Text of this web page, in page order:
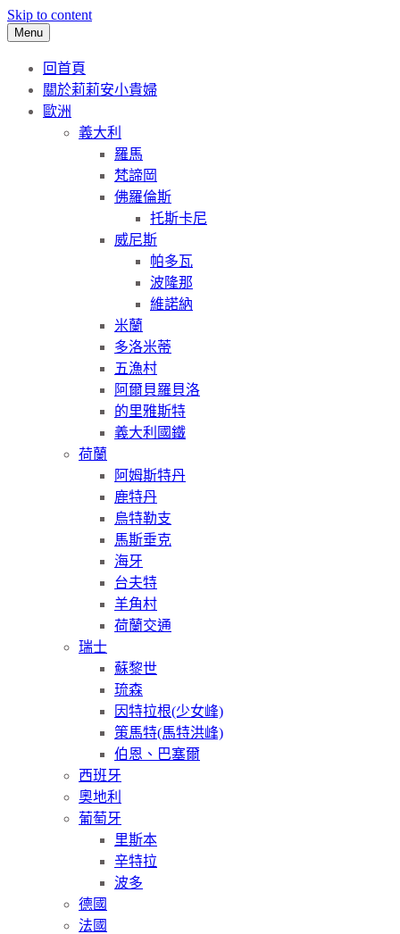
Skip to content
Menu
回首頁
關於莉莉安小貴婦
歐洲
義大利
羅馬
梵諦岡
佛羅倫斯
托斯卡尼
威尼斯
帕多瓦
波隆那
維諾納
米蘭
多洛米蒂
五漁村
阿爾貝羅貝洛
的里雅斯特
義大利國鐵
荷蘭
阿姆斯特丹
鹿特丹
烏特勒支
馬斯垂克
海牙
台夫特
羊角村
荷蘭交通
瑞士
蘇黎世
琉森
因特拉根(少女峰)
策馬特(馬特洪峰)
伯恩、巴塞爾
西班牙
奧地利
葡萄牙
里斯本
辛特拉
波多
德國
法國